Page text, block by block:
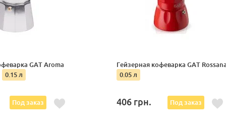
GAT Aroma
0.15 л
Под заказ
Гейзерная кофеварка GAT
0.05 л
406 грн. Под заказ